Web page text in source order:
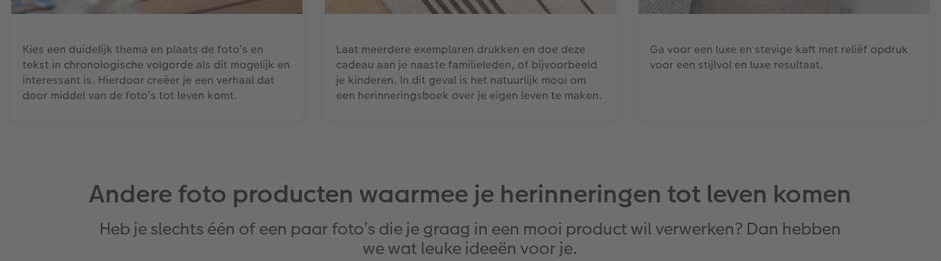
Kies een duidelijk thema en plaats de foto’s en
tekst in chronologische volgorde als dit mogelijk en
interessant is. Hierdoor creëer je een verhaal dat
door middel van de foto’s tot leven komt.
Laat meerdere exemplaren drukken en doe deze
cadeau aan je naaste familieleden, of bijvoorbeeld
je kinderen. In dit geval is het natuurlijk mooi om
een herinneringsboek over je eigen leven te maken.
Ga voor een luxe en stevige kaft met reliëf opdruk
voor een stijlvol en luxe resultaat.
Andere foto producten waarmee je herinneringen tot leven komen
Heb je slechts één of een paar foto’s die je graag in een mooi product wil verwerken? Dan hebben
we wat leuke ideeën voor je.